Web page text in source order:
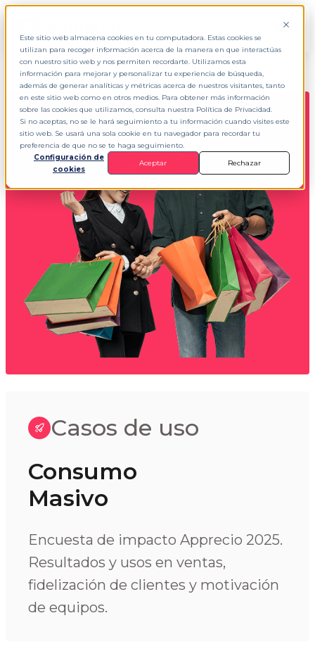
Este sitio web almacena cookies en tu computadora. Estas cookies se
utilizan para recoger información acerca de la manera en que interactúas
con nuestro sitio web y nos permiten recordarte. Utilizamos esta
información para mejorar y personalizar tu experiencia de búsqueda,
además de generar analíticas y métricas acerca de nuestros visitantes, tanto
en este sitio web como en otros medios. Para obtener más información
sobre las cookies que utilizamos, consulta nuestra Política de Privacidad.
Si no aceptas, no se le hará seguimiento a tu información cuando visites este
sitio web. Se usará una sola cookie en tu navegador para recordar tu
preferencia de que no se te haga seguimiento.
Configuración de
cookies
Aceptar Rechazar
Casos de uso
Consumo
Masivo
Encuesta de impacto Apprecio 2025.
Resultados y usos en ventas,
fidelización de clientes y motivación
de equipos.